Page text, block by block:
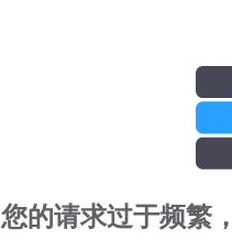
您的请求过于频繁